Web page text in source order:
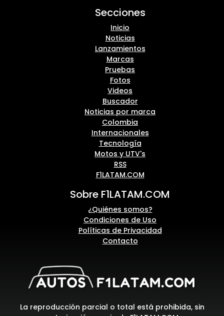
Secciones
Inicio
Noticias
Lanzamientos
Marcas
Pruebas
Fotos
Videos
Buscador
Noticias por marca
Colombia
Internacionales
Tecnología
Motos y UTV's
RSS
F1LATAM.COM
Sobre F1LATAM.COM
¿Quiénes somos?
Condiciones de Uso
Políticas de Privacidad
Contacto
La reproducción parcial o total está prohibida, sin